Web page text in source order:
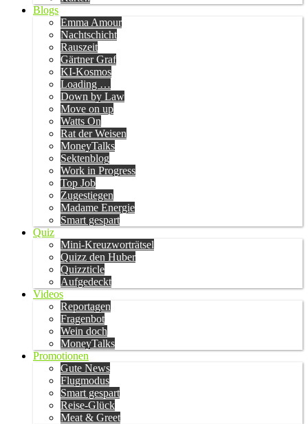
Blogs
Emma Amour
Nachtschicht
Rauszeit
Gärtner Graf
KI-Kosmos
Loading …
Down by Law
Move on up
Watts On
Rat der Weisen
MoneyTalks
Sektenblog
Work in Progress
Top Job
Zugestiegen
Madame Energie
Smart gespart
Quiz
Mini-Kreuzworträtsel
Quizz den Huber
Quizzticle
Aufgedeckt
Videos
Reportagen
Fragenbot
Wein doch
MoneyTalks
Promotionen
Gute News
Flugmodus
Smart gespart
Reise-Glück
Meat & Greet